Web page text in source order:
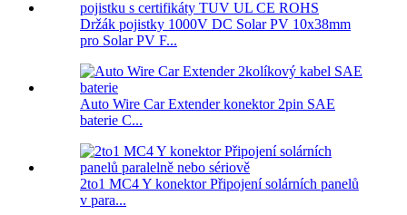
Držák pojistky 1000V DC Solar PV 10x38mm
pro Solar PV F...
Auto Wire Car Extender konektor 2pin SAE
baterie C...
2to1 MC4 Y konektor Připojení solárních panelů
v para...